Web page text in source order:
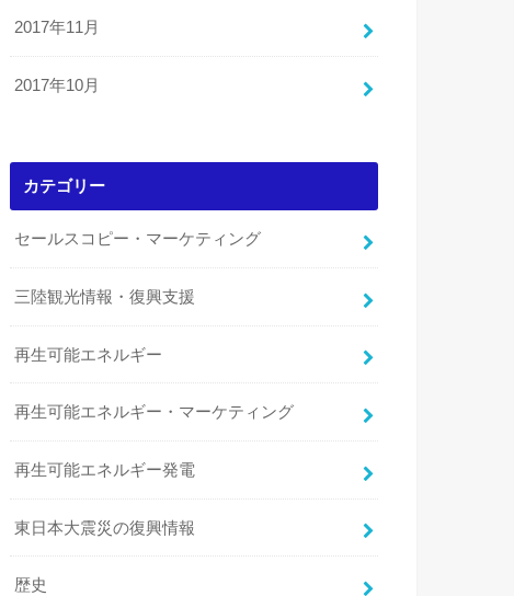
2017年11月
2017年10月
カテゴリー
セールスコピー・マーケティング
三陸観光情報・復興支援
再生可能エネルギー
再生可能エネルギー・マーケティング
再生可能エネルギー発電
東日本大震災の復興情報
歴史